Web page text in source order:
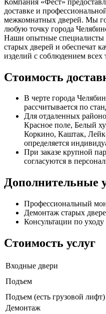
доставке и
межкомнатных дверей. Мы
любую точку города
Наши опытные специалисты
старых дверей и обеспечат
изделий с соблюдением всех
Стоимость
В черте города
рассчитывается по
Для отдаленных
Красное поле, Белый
Коркино, Каштак,
определяется
При заказе крупной
согласуются в
Дополнительные
Профессиональный
Демонтаж старых
Консультации по уходу
Стоимость услуг
Входные двери
Подъем
Подъем (есть грузовой лифт)
Демонтаж